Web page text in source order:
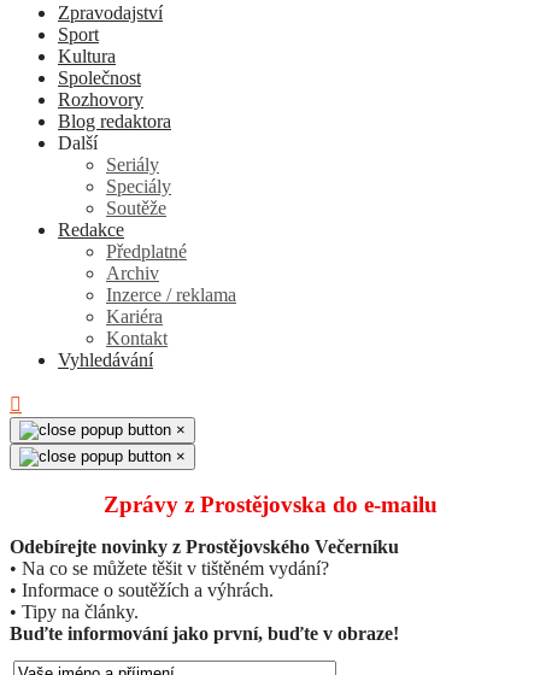
Zpravodajství
Sport
Kultura
Společnost
Rozhovory
Blog redaktora
Další
Seriály
Speciály
Soutěže
Redakce
Předplatné
Archiv
Inzerce / reklama
Kariéra
Kontakt
Vyhledávání
×
×
Zprávy z Prostějovska do e‑mailu
Odebírejte novinky z Prostějovského Večerníku
• Na co se můžete těšit v tištěném vydání?
• Informace o soutěžích a výhrách.
• Tipy na články.
Buďte informování jako první, buďte v obraze!